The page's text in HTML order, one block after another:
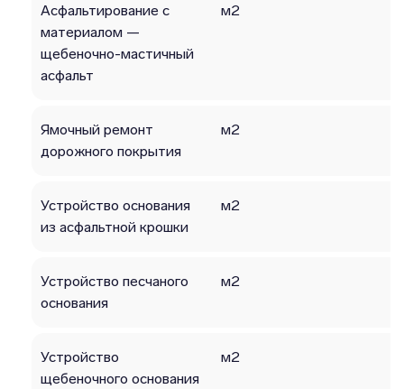
Асфальтирование с
материалом —
щебеночно-мастичный
асфальт
м2
Ямочный ремонт
дорожного покрытия
м2
Устройство основания
из асфальтной крошки
м2
Устройство песчаного
основания
м2
Устройство
щебеночного основания
м2